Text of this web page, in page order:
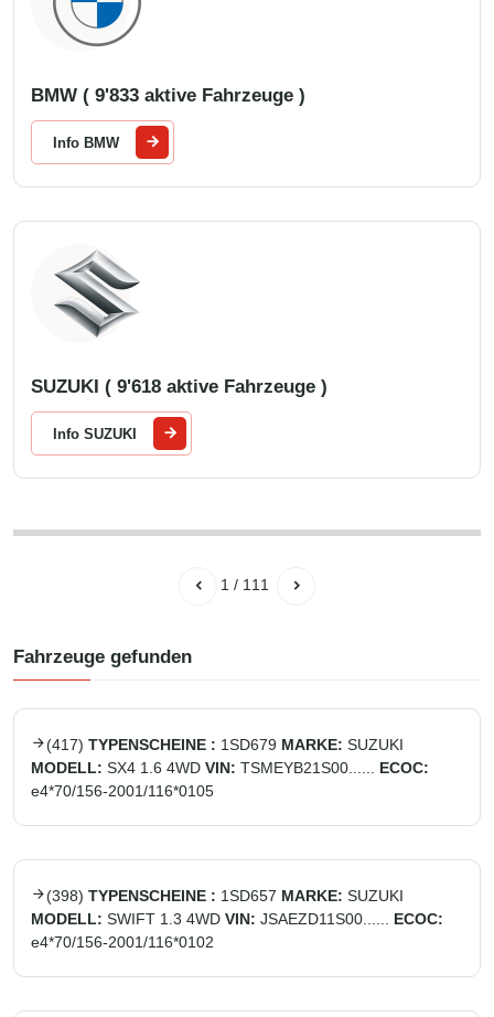
BMW ( 9'833 aktive Fahrzeuge )
Info BMW
SUZUKI ( 9'618 aktive Fahrzeuge )
Info SUZUKI
1 / 111
Fahrzeuge gefunden
(417) TYPENSCHEINE : 1SD679 MARKE: SUZUKI
MODELL: SX4 1.6 4WD VIN: TSMEYB21S00......
ECOC:
e4*70/156-2001/116*0105
(398) TYPENSCHEINE : 1SD657 MARKE: SUZUKI
MODELL: SWIFT 1.3 4WD VIN: JSAEZD11S00......
ECOC:
e4*70/156-2001/116*0102